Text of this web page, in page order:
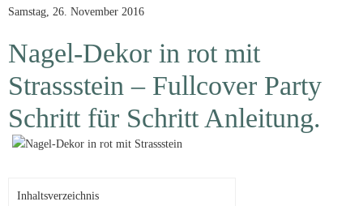
Samstag, 26. November 2016
Nagel-Dekor in rot mit
Strassstein – Fullcover Party
Schritt für Schritt Anleitung.
Inhaltsverzeichnis